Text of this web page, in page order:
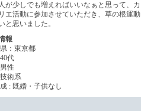
が少しでも増えればいいなぁと思って、カ
エ活動に参加させていただき、草の根運動
と思いました。
報
：東京都
代
性
術系
: 既婚・子供なし